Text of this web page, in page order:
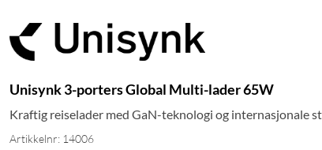
Unisynk 3-porters Global Multi-lader 65W
Kraftig reiselader med GaN-teknologi og internasjonale
Artikkelnr: 14006